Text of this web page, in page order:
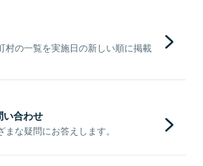
村の一覧を実施日の新しい順に掲載
い合わせ
な疑問にお答えします。